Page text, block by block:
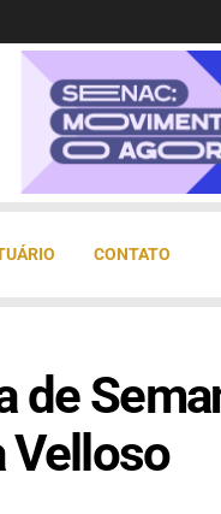
CONTATO
de
Velloso